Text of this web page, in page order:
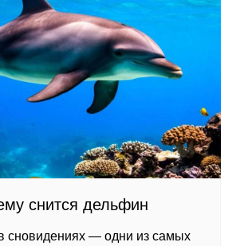
снится дельфин
сновидениях — одни из самых